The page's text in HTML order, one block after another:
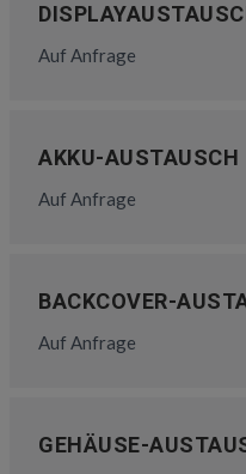
Auf Anfrage
AKKU-AUSTAUSCH
Auf Anfrage
BACKCOVER-
Auf Anfrage
GEHÄUSE-